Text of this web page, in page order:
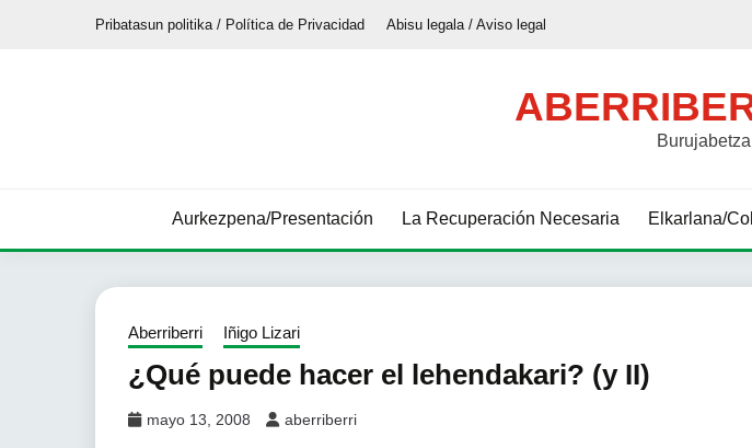
Pribatasun politika / Política de Privacidad Abisu legala / Aviso legal
Aurkezpena/Presentación La Recuperación Necesaria Elkarlana/
Aberriberri Iñigo Lizari
¿Qué puede hacer el lehendakari? (y II)
mayo 13, 2008 aberriberri